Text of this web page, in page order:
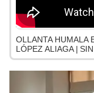
OLLANTA HUMALA
LÓPEZ ALIAGA |